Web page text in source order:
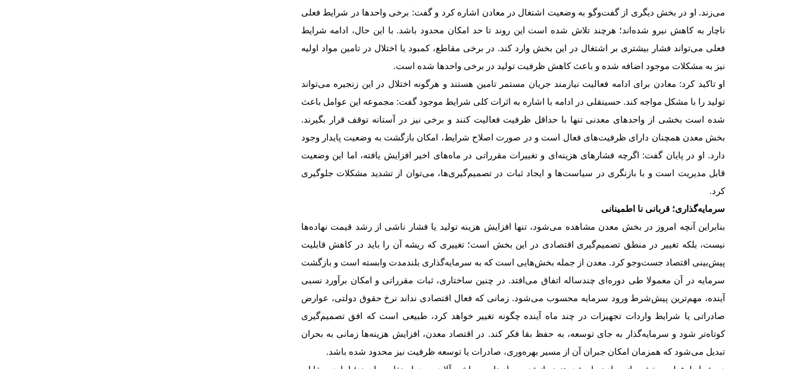
می‌زند. او در بخش دیگری از گفت‌وگو به وضعیت اشتغال در معادن اشاره کرد و گفت: برخی واحدها در شرایط فعلی
ناچار به کاهش نیرو شده‌اند؛ هرچند تلاش شده است این روند تا حد امکان محدود باشد. با این حال، ادامه شرایط
فعلی می‌تواند فشار بیشتری بر اشتغال در این بخش وارد کند. در برخی مقاطع، کمبود یا اختلال در تامین مواد اولیه
نیز به مشکلات موجود اضافه شده و باعث کاهش ظرفیت تولید در برخی واحدها شده است.
او تاکید کرد: معادن برای ادامه فعالیت نیازمند جریان مستمر تامین هستند و هرگونه اختلال در این زنجیره می‌تواند
تولید را با مشکل مواجه کند. حسینقلی در ادامه با اشاره به اثرات کلی شرایط موجود گفت: مجموعه این عوامل باعث
شده است بخشی از واحدهای معدنی تنها با حداقل ظرفیت فعالیت کنند و برخی نیز در آستانه توقف قرار بگیرند.
بخش معدن همچنان دارای ظرفیت‌های فعال است و در صورت اصلاح شرایط، امکان بازگشت به وضعیت پایدار وجود
دارد. او در پایان گفت: اگرچه فشارهای هزینه‌ای و تغییرات مقرراتی در ماه‌های اخیر افزایش یافته، اما این وضعیت
قابل مدیریت است و با بازنگری در سیاست‌ها و ایجاد ثبات در تصمیم‌گیری‌ها، می‌توان از تشدید مشکلات جلوگیری
کرد.
سرمایه‌گذاری؛ قربانی نا اطمینانی
بنابراین آنچه امروز در بخش معدن مشاهده می‌شود، تنها افزایش هزینه تولید یا فشار ناشی از رشد قیمت نهاده‌ها
نیست، بلکه تغییر در منطق تصمیم‌گیری اقتصادی در این بخش است؛ تغییری که ریشه آن را باید در کاهش قابلیت
پیش‌بینی اقتصاد جست‌وجو کرد. معدن از جمله بخش‌هایی است که به سرمایه‌گذاری بلندمدت وابسته است و بازگشت
سرمایه در آن معمولا طی دوره‌ای چندساله اتفاق می‌افتد. در چنین ساختاری، ثبات مقرراتی و امکان برآورد نسبی
آینده، مهم‌ترین پیش‌شرط ورود سرمایه محسوب می‌شود. زمانی که فعال اقتصادی نداند نرخ حقوق دولتی، عوارض
صادراتی یا شرایط واردات تجهیزات در چند ماه آینده چگونه تغییر خواهد کرد، طبیعی است که افق تصمیم‌گیری
کوتاه‌تر شود و سرمایه‌گذار به جای توسعه، به حفظ بقا فکر کند. در اقتصاد معدن، افزایش هزینه‌ها زمانی به بحران
تبدیل می‌شود که همزمان امکان جبران آن از مسیر بهره‌وری، صادرات یا توسعه ظرفیت نیز محدود شده باشد.